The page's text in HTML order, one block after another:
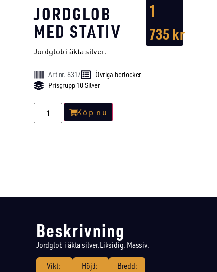
JORDGLOB
MED STATIV
1
735kr
Jordglob i äkta silver.
Art nr. 8317
Övriga berlocker
Prisgrupp 10 Silver
Köp nu
Beskrivning
Jordglob i äkta silver.Liksidig. Massiv.
Vikt:
Höjd:
Bredd: